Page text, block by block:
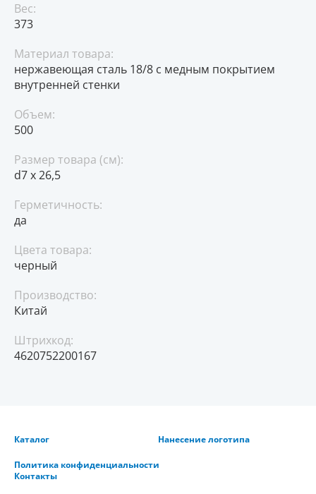
Вес:
373
Материал товара:
нержавеющая сталь 18/8 с медным покрытием
внутренней стенки
Объем:
500
Размер товара (см):
d7 х 26,5
Герметичность:
да
Цвета товара:
черный
Производство:
Китай
Штрихкод:
4620752200167
Каталог Нанесение логотипа
Политика конфиденциальности
Контакты